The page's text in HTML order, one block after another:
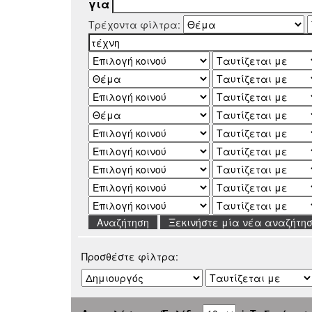
για
Τρέχοντα φίλτρα:
Ξεκινήστε μία νέα
Προσθέστε φίλτρα: